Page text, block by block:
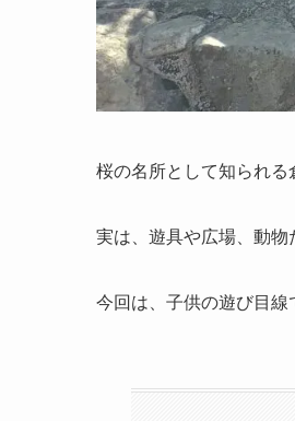
桜の名所として知られる
実は、遊具や広場、動物
今回は、子供の遊び目線